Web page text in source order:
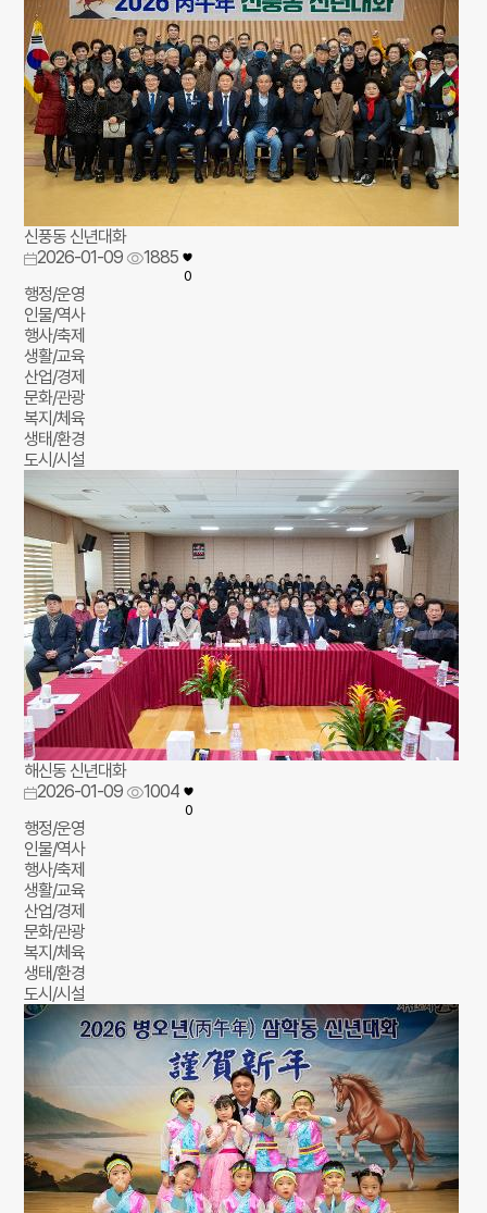
신풍동 신년대화
2026-01-09
1885
0
행정/운영
인물/역사
행사/축제
생활/교육
산업/경제
문화/관광
복지/체육
생태/환경
도시/시설
해신동 신년대화
2026-01-09
1004
0
행정/운영
인물/역사
행사/축제
생활/교육
산업/경제
문화/관광
복지/체육
생태/환경
도시/시설